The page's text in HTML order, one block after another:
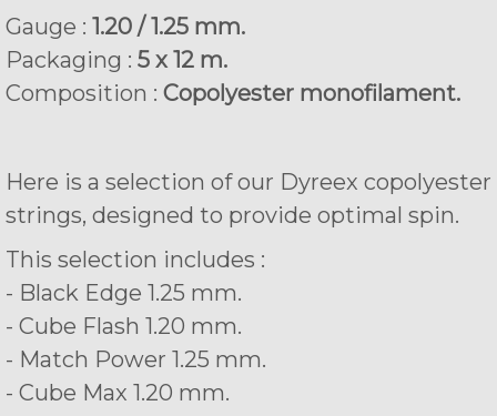
Gauge : 1.20 / 1.25 mm.
Packaging : 5 x 12 m.
Composition : Copolyester monofilament.
Here is a selection of our Dyreex copolyester
strings, designed to provide optimal spin.
This selection includes :
- Black Edge 1.25 mm.
- Cube Flash 1.20 mm.
- Match Power 1.25 mm.
- Cube Max 1.20 mm.